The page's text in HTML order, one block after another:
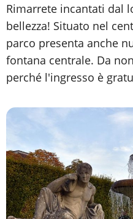
Rimarrete incantati dal
bellezza! Situato nel
parco presenta anche
fontana centrale. Da
perché l'ingresso è